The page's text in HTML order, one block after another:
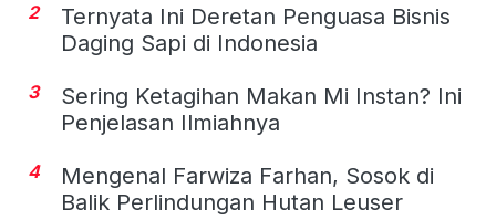
2
Ternyata Ini Deretan Penguasa Bisnis
Daging Sapi di Indonesia
3
Sering Ketagihan Makan Mi Instan? Ini
Penjelasan Ilmiahnya
4
Mengenal Farwiza Farhan, Sosok di
Balik Perlindungan Hutan Leuser